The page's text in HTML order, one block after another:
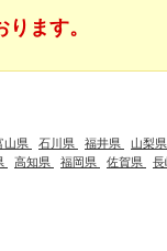
ます。
山県 石川県 福井県 山梨県
高知県 福岡県 佐賀県 長